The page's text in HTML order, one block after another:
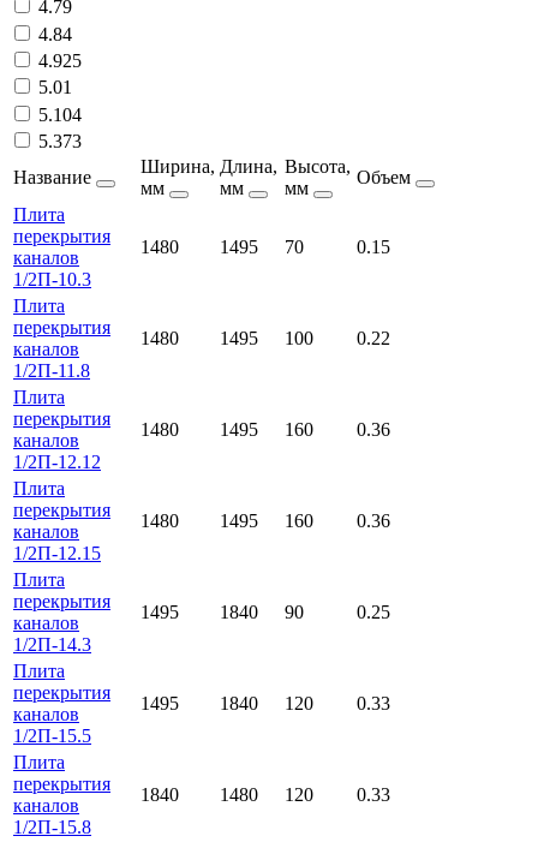
4.79
4.84
4.925
5.01
5.104
5.373
Название
Ширина,
мм
Длина,
мм
Высота,
мм
Объем
Плита
перекрытия
каналов
1/2П-10.3
1480 1495 70 0.15
Плита
перекрытия
каналов
1/2П-11.8
1480 1495 100 0.22
Плита
перекрытия
каналов
1/2П-12.12
1480 1495 160 0.36
Плита
перекрытия
каналов
1/2П-12.15
1480 1495 160 0.36
Плита
перекрытия
каналов
1/2П-14.3
1495 1840 90 0.25
Плита
перекрытия
каналов
1/2П-15.5
1495 1840 120 0.33
Плита
перекрытия
каналов
1/2П-15.8
1840 1480 120 0.33